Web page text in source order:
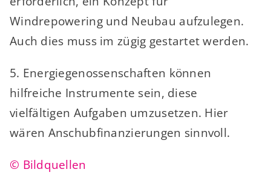
Windrepowering und Neubau aufzulegen.
Auch dies muss im zügig gestartet werden.
5. Energiegenossenschaften können
hilfreiche Instrumente sein, diese
vielfältigen Aufgaben umzusetzen. Hier
wären Anschubfinanzierungen sinnvoll.
© Bildquellen